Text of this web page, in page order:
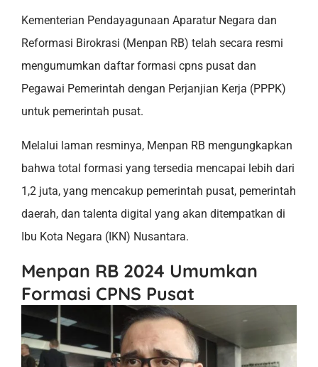
Kementerian Pendayagunaan Aparatur Negara dan
Reformasi Birokrasi (Menpan RB) telah secara resmi
mengumumkan daftar formasi cpns pusat dan
Pegawai Pemerintah dengan Perjanjian Kerja (PPPK)
untuk pemerintah pusat.
Melalui laman resminya, Menpan RB mengungkapkan
bahwa total formasi yang tersedia mencapai lebih dari
1,2 juta, yang mencakup pemerintah pusat, pemerintah
daerah, dan talenta digital yang akan ditempatkan di
Ibu Kota Negara (IKN) Nusantara.
Menpan RB 2024 Umumkan
Formasi CPNS Pusat